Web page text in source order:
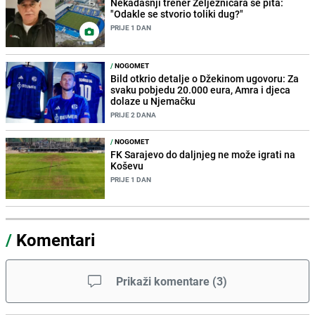
"Odakle se stvorio toliki dug?"
PRIJE 1 DAN
/NOGOMET
Bild otkrio detalje o Džekinom ugovoru: Za
svaku pobjedu 20.000 eura, Amra i djeca
dolaze u Njemačku
PRIJE 2 DANA
/NOGOMET
FK Sarajevo do daljnjeg ne može igrati na
Koševu
PRIJE 1 DAN
/ Komentari
Prikaži komentare (3)